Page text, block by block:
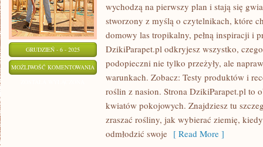
GRUDZIEŃ - 6 - 2025
MOŻLIWOŚĆ KOMENTOWANIA OGRÓD
MAŁEJ
PRZESTRZENI
wychodzą na pierwszy plan i stają się
stworzony z myślą o czytelnikach, które
domowy las tropikalny, pełną inspiracji i
DzikiParapet.pl odkryjesz wszystko,
podopieczni nie tylko przeżyły, ale
warunkach. Zobacz: Testy produktów i
roślin z nasion. Strona DzikiParapet.pl to
kwiatów pokojowych. Znajdziesz tu
zraszać rośliny, jak wybierać ziemię,
odmłodzić swoje [ Read More ]